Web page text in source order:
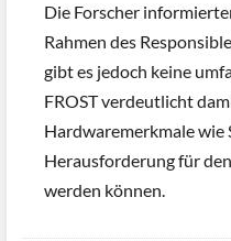
Die Forscher
Rahmen des
gibt es jedoch keine
FROST verdeutlicht
Hardwaremerkmale wie
Herausforderung für
werden können.